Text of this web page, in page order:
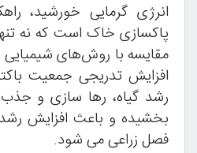
انرژی گرمایی خورشید،
پاکسازی خاک است که نه
مقایسه با روش‌های
افزایش تدریجی جمعیت
رشد گیاه، رها سازی و جذب
بخشیده و باعث افزایش
فصل زراعی می شود.